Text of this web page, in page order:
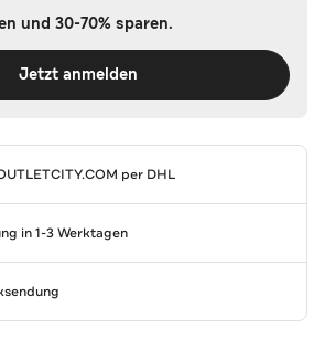
und 30-70% sparen.
Jetzt anmelden
per DHL
in 1-3 Werktagen